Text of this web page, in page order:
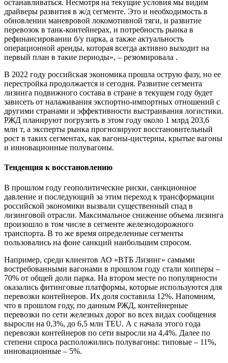
останавливаться. Несмотря на текущие условия мы видим
драйверы развития в ж/д сегменте. Это и необходимость в
обновлении маневровой локомотивной тяги, и развитие
перевозок в танк-контейнерах, и потребность рынка в
рефинансировании б/у парка, а также актуальность
операционной аренды, которая всегда активно выходит на
первый план в такие периоды», – резюмировала .
В 2022 году российская экономика прошла острую фазу, но ее
перестройка продолжается и сегодня. Развитие сегмента
лизинга подвижного состава в стране в текущем году будет
зависеть от налаживания экспортно-импортных отношений с
другими странами и эффективности выстраивания логистики.
РЖД планируют погрузить в этом году около 1 млрд 203,6
млн т, а эксперты рынка прогнозируют восстановительный
рост в таких сегментах, как вагоны-цистерны, крытые вагоны
и инновационные полувагоны.
Тенденция к восстановлению
В прошлом году геополитичес­кие риски, санкционное
давление и по­следующий за этим переход к трансформации
российской экономики вызвали существенный спад в
лизинговой отрасли. Максимальное снижение объе­ма лизинга
произошло в том числе в сегменте железно­дорожного
транспорта. В то же время определенные сегменты
пользовались на фоне санкций наибольшим спросом.
Например, среди клиентов АО «ВТБ Лизинг» самыми
востребованными вагонами в прошлом году стали хопперы –
70% от общей доли парка. На втором месте по популярности
оказались фитинговые платформы, которые используются для
перевозки контейнеров. Их доля составила 12%. Напомним,
что в прош­лом году, по данным РЖД, контейнерные
перевозки по сети железных дорог во всех видах сообщения
выросли на 0,3%, до 6,5 млн TEU. А с начала этого года
перевозки контейнеров по сети выросли на 4,4%. Далее по
степени спроса расположились полувагоны: типо­вые – 11%,
инновационные – 5%.